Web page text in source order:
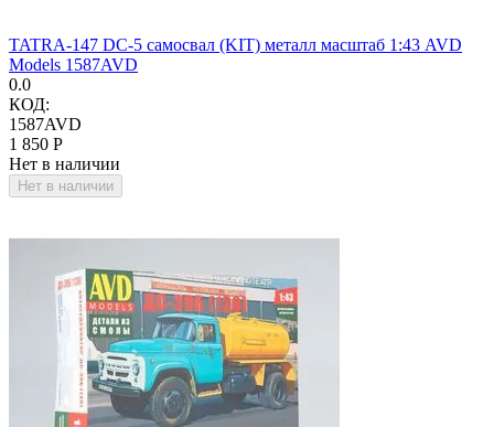
TATRA-147 DC-5 самосвал (KIT) металл масштаб 1:43 AVD
Models 1587AVD
0.0
КОД:
1587AVD
1 850 Р
Нет в наличии
Нет в наличии